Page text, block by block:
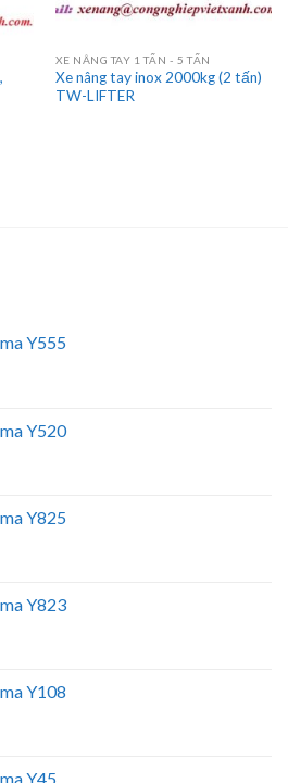
XE NÂNG TAY 1 TẤN - 5 TẤN
Xe nâng tay inox 2000kg (2 tấn)
TW-LIFTER
Y555
Y520
Y825
Y823
Y108
Y45